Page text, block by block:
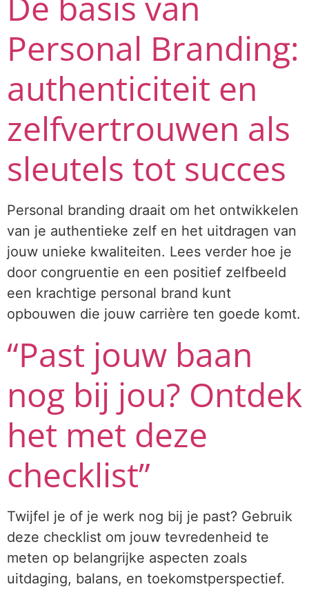
Personal Branding:
authenticiteit en
zelfvertrouwen als
sleutels tot succes
Personal branding draait om het ontwikkelen
van je authentieke zelf en het uitdragen van
jouw unieke kwaliteiten. Lees verder hoe je
door congruentie en een positief zelfbeeld
een krachtige personal brand kunt
opbouwen die jouw carrière ten goede komt.
“Past jouw baan
nog bij jou? Ontdek
het met deze
checklist”
Twijfel je of je werk nog bij je past? Gebruik
deze checklist om jouw tevredenheid te
meten op belangrijke aspecten zoals
uitdaging, balans, en toekomstperspectief.